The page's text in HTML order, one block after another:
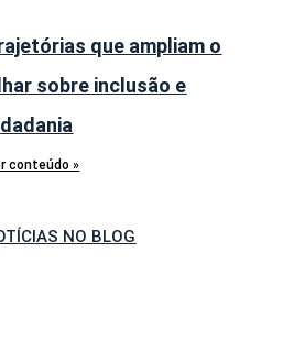
que ampliam o
sobre inclusão e
conteúdo »
NO BLOG